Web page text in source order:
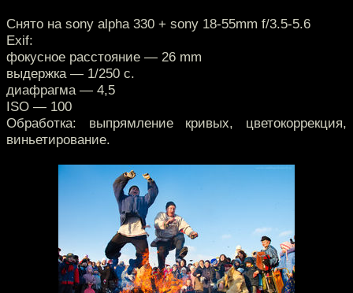
Снято на sony alpha 330 + sony 18-55mm f/3.5-5.6
Exif:
фокусное расстояние — 26 mm
выдержка — 1/250 с.
диафрагма — 4,5
ISO — 100
Обработка: выпрямление кривых, цветокоррекция,
виньетирование.